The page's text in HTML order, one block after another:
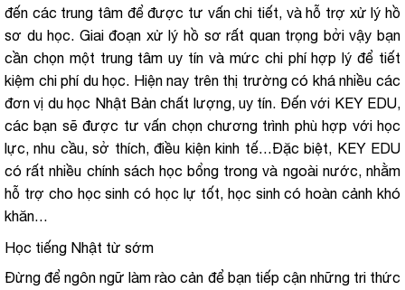
đến các trung tâm để được tư vấn chi tiết, và hỗ trợ xử lý hồ
sơ du học. Giai đoạn xử lý hồ sơ rất quan trọng bởi vậy bạn
cần chọn một trung tâm uy tín và mức chi phí hợp lý để tiết
kiệm chi phí du học. Hiện nay trên thị trường có khá nhiều các
đơn vị du học Nhật Bản chất lượng, uy tín. Đến với KEY EDU,
các bạn sẽ được tư vấn chọn chương trình phù hợp với học
lực, nhu cầu, sở thích, điều kiện kinh tế…Đặc biệt, KEY EDU
có rất nhiều chính sách học bổng trong và ngoài nước, nhằm
hỗ trợ cho học sinh có học lự tốt, học sinh có hoàn cảnh khó
khăn…
Học tiếng Nhật từ sớm
Đừng để ngôn ngữ làm rào cản để bạn tiếp cận những tri thức